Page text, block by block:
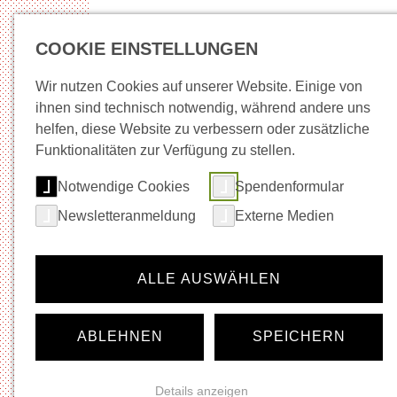
Neuigkeiten Wege in Arbeit Beratung +
Startseite Musik
Veranstaltungskalender
Ticket-Shop
Künstler*innen- und Agenturinfos
COOKIE EINSTELLUNGEN
Wir nutzen Cookies auf unserer Website. Einige von
ihnen sind technisch notwendig, während andere uns
helfen, diese Website zu verbessern oder zusätzliche
Funktionalitäten zur Verfügung zu stellen.
Notwendige Cookies
Spendenformular
Newsletteranmeldung
Externe Medien
ALLE AUSWÄHLEN
ABLEHNEN SPEICHERN
Details anzeigen